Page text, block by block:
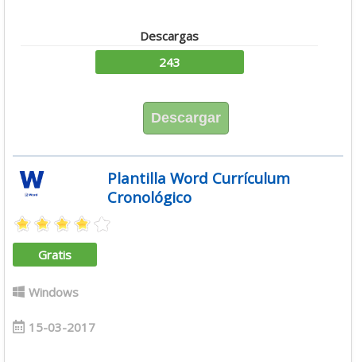
Descargas
243
Descargar
Plantilla Word Currículum
Cronológico
Gratis
Windows
15-03-2017